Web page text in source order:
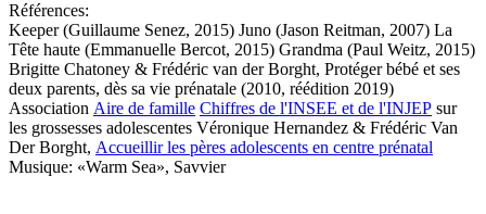
Références:
Keeper (Guillaume Senez, 2015) Juno (Jason Reitman, 2007) La
Tête haute (Emmanuelle Bercot, 2015) Grandma (Paul Weitz, 2015)
Brigitte Chatoney & Frédéric van der Borght, Protéger bébé et ses
deux parents, dès sa vie prénatale (2010, réédition 2019)
Association Aire de famille Chiffres de l'INSEE et de l'INJEP sur
les grossesses adolescentes Véronique Hernandez & Frédéric Van
Der Borght, Accueillir les pères adolescents en centre prénatal
Musique: «Warm Sea», Savvier